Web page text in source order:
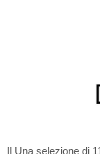
Il Una selezione di